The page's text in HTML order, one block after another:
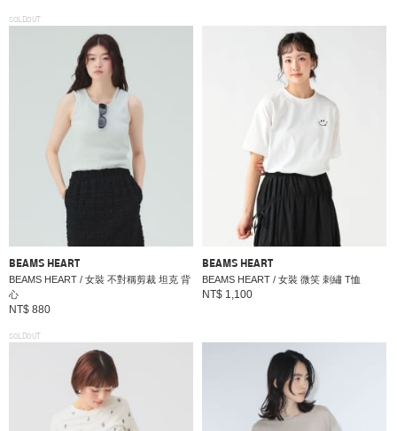
SOLDOUT
BEAMS HEART
BEAMS HEART / 女裝 不對稱剪裁 坦克 背
心
NT$ 880
BEAMS HEART
BEAMS HEART / 女裝 微笑 刺繡 T恤
NT$ 1,100
SOLDOUT